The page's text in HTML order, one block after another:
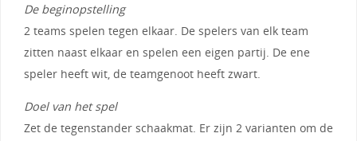
De beginopstelling
2 teams spelen tegen elkaar. De spelers van elk team
zitten naast elkaar en spelen een eigen partij. De ene
speler heeft wit, de teamgenoot heeft zwart.
Doel van het spel
Zet de tegenstander schaakmat. Er zijn 2 varianten om de